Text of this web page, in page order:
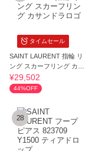
タイムセール
SAINT LAURENT 指輪 リ
ング スカーフリング カサ
ンドラロゴ
¥29,502
44%OFF
28